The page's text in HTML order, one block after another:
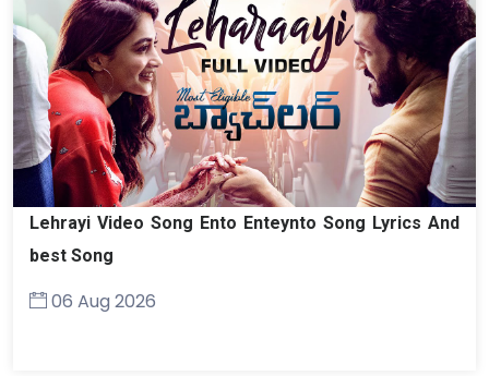
Lehrayi Video Song Ento Enteynto Song Lyrics And
best Song
06 Aug 2026